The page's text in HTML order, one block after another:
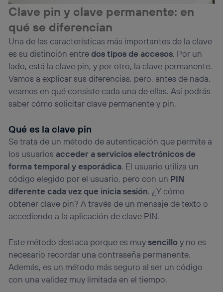
Clave pin y clave permanente: en
qué se diferencian
Una de las características más importantes de la clave
es su distinción entredos tipos de accesos. Por un
lado, está la clave pin, y por otro, la clave permanente.
Vamos a explicar sus diferencias, pero, antes de nada,
veamos en qué consiste cada una de ellas. Así podrás
saber cómo solicitar clave permanente y pin.
Qué es la clave pin
Se trata de un método de autenticación que permite a
los usuarios acceder a servicios electrónicos de
forma temporal y esporádica. El usuario utiliza un
código elegido por el usuario, pero con un PIN
diferente cada vez que inicia sesión. ¿Y cómo
obtener clave pin? A través de un mensaje de texto o
accediendo a la aplicación de clave PIN.
Este método destaca porque es muysencilloy no es
necesario recordar una contraseña permanente.
Además, es un método más seguro al ser un código
con una validez muy limitada en el tiempo.
“Administrar Utiq” en la parte inferior de esta página web o
visitando el portal de privacidad de Utiq
(“consenthub”). Para más información, consulta
política de privacidad de Utiq